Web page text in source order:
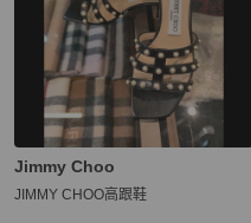
Jimmy Choo
JIMMY CHOO高跟鞋